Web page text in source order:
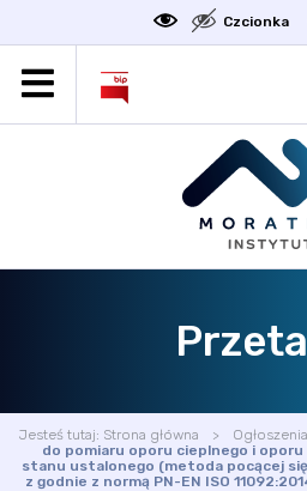
Czcionka
DEKLARACJA DOSTĘPNOŚCI
Jesteś tutaj: Strona główna Ogłoszenia
do pomiaru oporu cieplnego i
stanu ustalonego (metoda pocącej
z godnie z normą PN-EN ISO